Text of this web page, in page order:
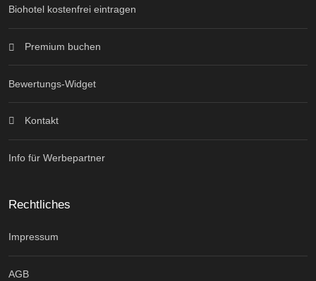
Biohotel kostenfrei eintragen
Premium buchen
Bewertungs-Widget
Kontakt
Info für Werbepartner
Rechtliches
Impressum
AGB